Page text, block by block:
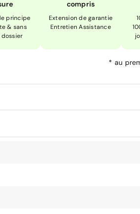
principe
& sans
compris
Extension de garantie
Entretien Assistance
* au